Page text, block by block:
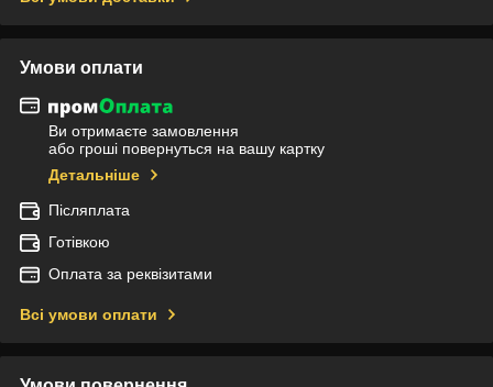
Умови оплати
Ви отримаєте замовлення
або гроші повернуться на вашу картку
Детальніше
Післяплата
Готівкою
Оплата за реквізитами
Всі умови оплати